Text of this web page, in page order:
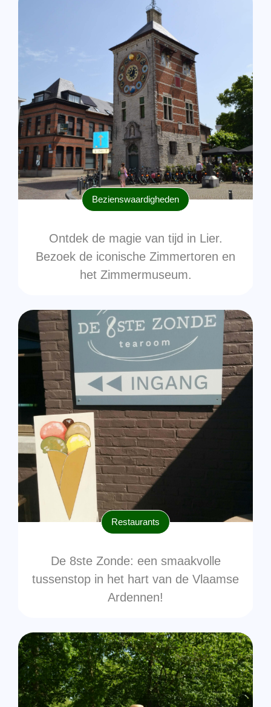
Bezienswaardigheden
Ontdek de magie van tijd in Lier.
Bezoek de iconische Zimmertoren en
het Zimmermuseum.
Restaurants
De 8ste Zonde: een smaakvolle
tussenstop in het hart van de Vlaamse
Ardennen!